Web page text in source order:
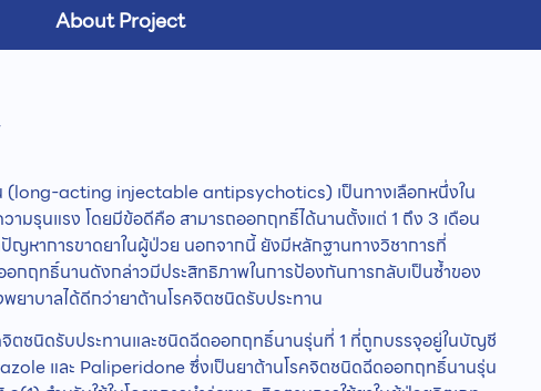
About Project
(long-acting injectable antipsychotics) เป็นทางเลือกหนึ่งใน
ามรุนแรง โดยมีข้อดีคือ สามารถออกฤทธิ์ได้นานตั้งแต่ 1 ถึง 3 เดือน
ญหาการขาดยาในผู้ป่วย นอกจากนี้ ยังมีหลักฐานทางวิชาการที่
กฤทธิ์นานดังกล่าวมีประสิทธิภาพในการป้องกันการกลับเป็นซ้ำของ
พยาบาลได้ดีกว่ายาต้านโรคจิตชนิดรับประทาน
จิตชนิดรับประทานและชนิดฉีดออกฤทธิ์นานรุ่นที่ 1 ที่ถูกบรรจุอยู่ในบัญชี
และ Paliperidone ซึ่งเป็นยาต้านโรคจิตชนิดฉีดออกฤทธิ์นานรุ่น